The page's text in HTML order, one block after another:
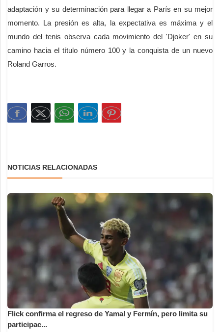
adaptación y su determinación para llegar a París en su mejor
momento. La presión es alta, la expectativa es máxima y el
mundo del tenis observa cada movimiento del 'Djoker' en su
camino hacia el título número 100 y la conquista de un nuevo
Roland Garros.
NOTICIAS RELACIONADAS
Flick confirma el regreso de Yamal y Fermín, pero limita su
participac...